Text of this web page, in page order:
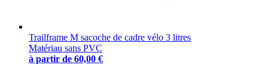
Trailframe M sacoche de cadre vélo 3 litres
Matériau sans PVC
à partir de 60,00 €